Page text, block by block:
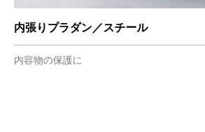
内張りプラダン／スチール
内容物の保護に